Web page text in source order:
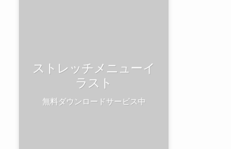
ストレッチメニューイ
ラスト
無料ダウンロードサービス中